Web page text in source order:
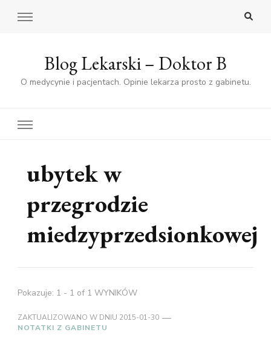
Blog Lekarski – Doktor B
O medycynie i pacjentach. Opinie lekarza prosto z gabinetu.
ubytek w
przegrodzie
miedzyprzedsionkowej
Pokazuje: 1 - 1 of 1 WYNIKÓW
ZAKTUALIZOWANO W DNIU 2015-01-30
NOTATKI Z GABINETU